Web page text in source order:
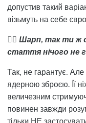
допустив такий
візьмуть на себе
🤷‍♂️ Шарп, так ти ж
стаття нічого не
Так, не гарантує.
ядерною зброєю. Її
величезним
повинен завжди
тільки НЕ